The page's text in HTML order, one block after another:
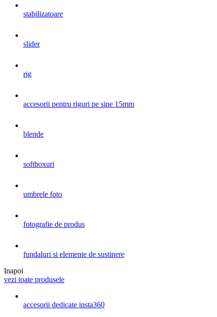
stabilizatoare
slider
rig
accesorii pentru riguri pe sine 15mm
blende
softboxuri
umbrele foto
fotografie de produs
fundaluri si elemente de sustinere
Inapoi
vezi toate produsele
accesorii dedicate insta360